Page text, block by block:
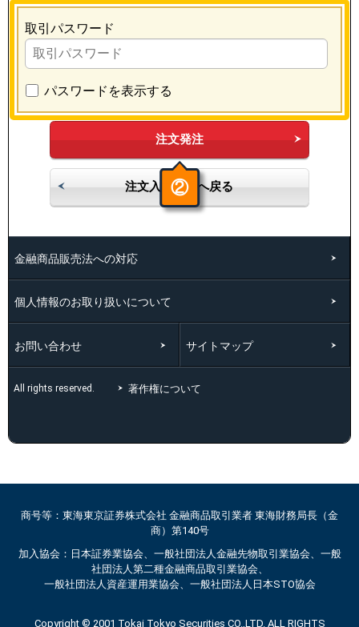
取引パスワード
パスワードを表示する
注文発注
②
注文入力画面へ戻る
金融商品販売法への対応
個人情報のお取り扱いについて
お問い合わせ サイトマップ
All rights reserved. 著作権について
商号等：東海東京証券株式会社 金融商品取引業者 東海財務局長（金
商）第140号
加入協会：日本証券業協会、一般社団法人金融先物取引業協会、一般
社団法人第二種金融商品取引業協会、
一般社団法人資産運用業協会、一般社団法人日本STO協会
Copyright © 2001 Tokai Tokyo Securities CO.,LTD. ALL RIGHTS